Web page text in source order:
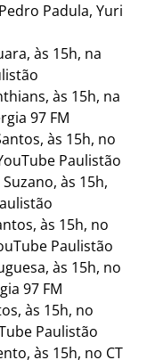
Padula, Yuri
às 15h, na
às 15h, na
97 FM
às 15h, no
Paulistão
às 15h,
às 15h, no
Paulistão
às 15h, no
97 FM
às 15h, no
Paulistão
às 15h, no CT